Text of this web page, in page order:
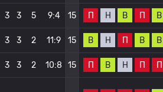
3 3 5 9:4 15 П Н В П В
3 3 2 11:9 15 В Н П В В
3 3 2 10:8 15 П В Н П П